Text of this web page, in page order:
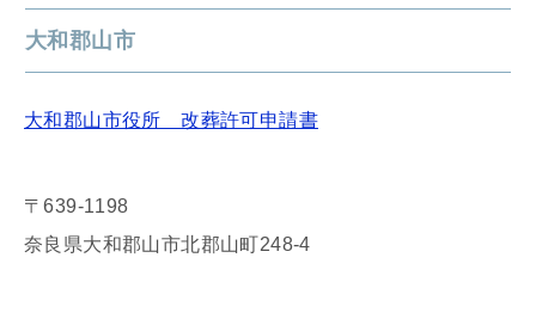
大和郡山市
大和郡山市役所 改葬許可申請書
〒639-1198
奈良県大和郡山市北郡山町248-4